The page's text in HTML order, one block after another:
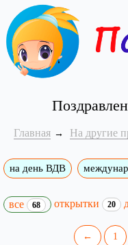
Главная На другие
на день ВДВ
все 68 открытки 20
← 1